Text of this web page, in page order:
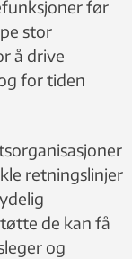
før
stor
å drive
for tiden
retningslinjer
de kan få
og